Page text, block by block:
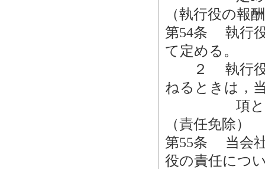
（執行役の報
第54条 執行
て定める。
２ 執行役が
ねるときは，
項と同
（責任免除）
第55条 当会社
役の責任につ